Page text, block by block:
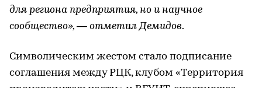
для региона предприятия, но и научное
сообщество», — отметил Демидов.
Символическим жестом стало подписание
соглашения между РЦК, клубом «Территория